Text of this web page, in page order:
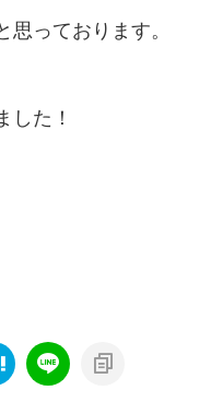
思っております。
した！